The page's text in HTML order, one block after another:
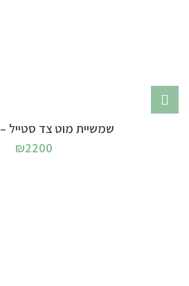
שמשיית מוט צד סטייל – 3×3 מטר
₪2200